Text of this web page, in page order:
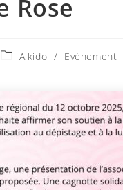
Rose
PostAikido / Evénement